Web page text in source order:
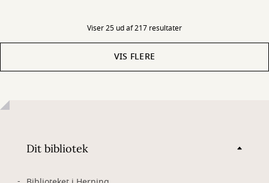
Viser 25 ud af 217 resultater
VIS FLERE
Dit bibliotek